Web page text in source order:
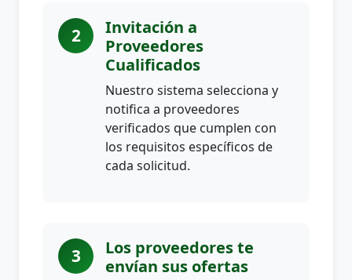
2
Invitación a
Proveedores
Cualificados
Nuestro sistema selecciona y
notifica a proveedores
verificados que cumplen con
los requisitos específicos de
cada solicitud.
3
Los proveedores te
envían sus ofertas